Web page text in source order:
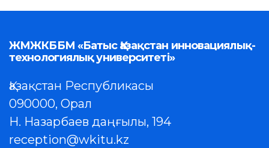
ЖМЖКББМ «Батыс Қазақстан инновациялық-
технологиялық университеті»
Қазақстан Республикасы
090000, Орал
Н. Назарбаев даңғылы, 194
reception@wkitu.kz